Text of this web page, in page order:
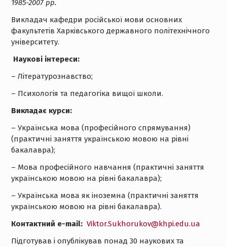
1985-2007 рр.
Викладач кафедри російської мови основних
факультетів Харківського державного політехнічного
університету.
Наукові інтереси:
– Літературознавство;
– Психологія та педагогіка вищої школи.
Викладає курси:
– Українська мова (професійного спрямування)
(практичні заняття українською мовою на рівні
бакалавра);
– Мова професійного навчання (практичні заняття
українською мовою на рівні бакалавра);
– Українська мова як іноземна (практичні заняття
українською мовою на рівні бакалавра).
Контактний e-mail: Viktor.Sukhorukov@khpi.edu.ua
Підготував і опублікував понад 30 наукових та